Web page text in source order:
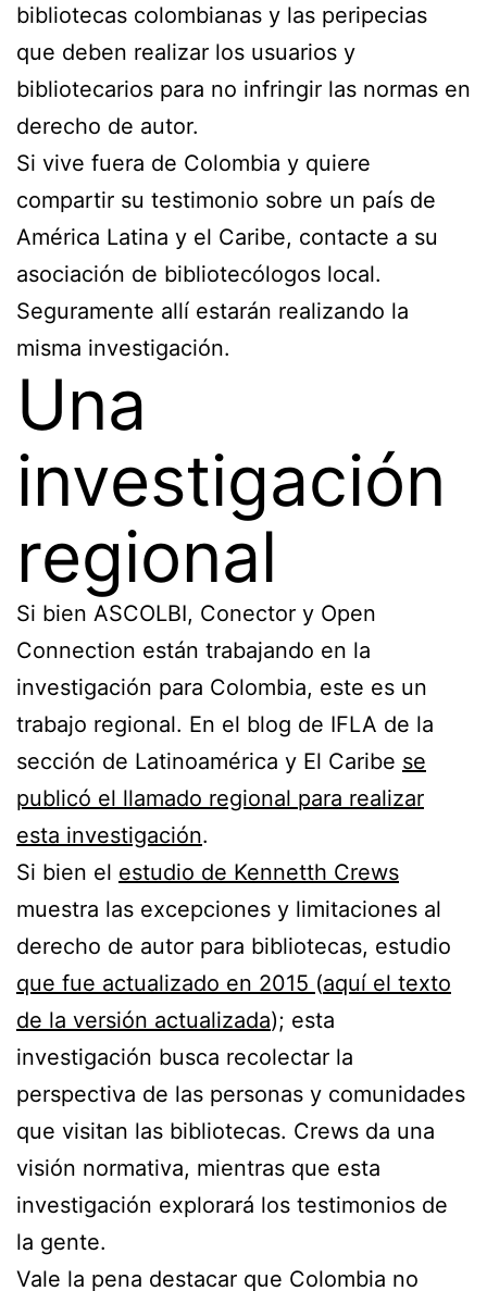
bibliotecas colombianas y las peripecias
que deben realizar los usuarios y
bibliotecarios para no infringir las normas en
derecho de autor.
Si vive fuera de Colombia y quiere
compartir su testimonio sobre un país de
América Latina y el Caribe, contacte a su
asociación de bibliotecólogos local.
Seguramente allí estarán realizando la
misma investigación.
Una
investigación
regional
Si bien ASCOLBI, Conector y Open
Connection están trabajando en la
investigación para Colombia, este es un
trabajo regional. En el blog de IFLA de la
sección de Latinoamérica y El Caribe se
publicó el llamado regional para realizar
esta investigación.
Si bien el estudio de Kennetth Crews
muestra las excepciones y limitaciones al
derecho de autor para bibliotecas, estudio
que fue actualizado en 2015 (aquí el texto
de la versión actualizada); esta
investigación busca recolectar la
perspectiva de las personas y comunidades
que visitan las bibliotecas. Crews da una
visión normativa, mientras que esta
investigación explorará los testimonios de
la gente.
Vale la pena destacar que Colombia no